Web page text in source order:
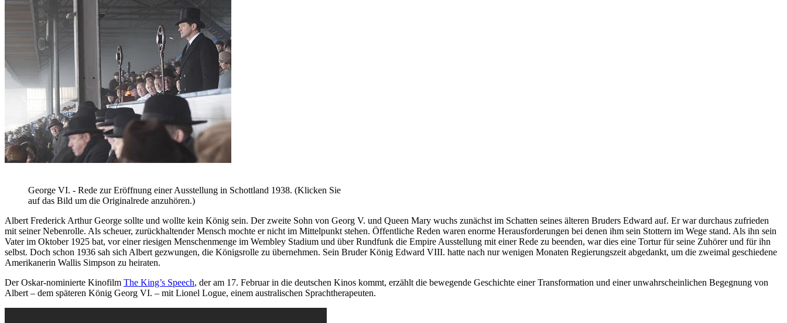
George VI. - Rede zur Eröffnung einer Ausstellung in Schottland 1938. (Klicken Sie
auf das Bild um die Originalrede anzuhören.)
Albert Frederick Arthur George sollte und wollte kein König sein. Der zweite Sohn von Georg V. und Queen Mary wuchs zunächst im Schatten seines älteren Bruders Edward auf. Er war durchaus zufrieden
mit seiner Nebenrolle. Als scheuer, zurückhaltender Mensch mochte er nicht im Mittelpunkt stehen. Öffentliche Reden waren enorme Herausforderungen bei denen ihm sein Stottern im Wege stand. Als ihn sein
Vater im Oktober 1925 bat, vor einer riesigen Menschenmenge im Wembley Stadium und über Rundfunk die Empire Ausstellung mit einer Rede zu beenden, war dies eine Tortur für seine Zuhörer und für ihn
selbst. Doch schon 1936 sah sich Albert gezwungen, die Königsrolle zu übernehmen. Sein Bruder König Edward VIII. hatte nach nur wenigen Monaten Regierungszeit abgedankt, um die zweimal geschiedene
Amerikanerin Wallis Simpson zu heiraten.
Der Oskar-nominierte Kinofilm The King’s Speech, der am 17. Februar in die deutschen Kinos kommt, erzählt die bewegende Geschichte einer Transformation und einer unwahrscheinlichen Begegnung von
Albert – dem späteren König Georg VI. – mit Lionel Logue, einem australischen Sprachtherapeuten.